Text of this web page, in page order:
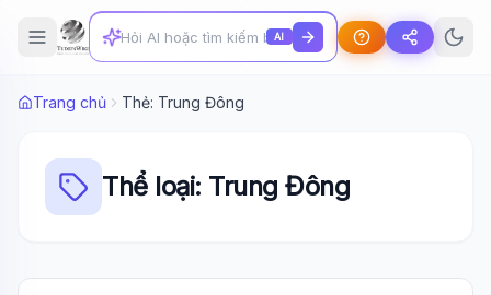
AI
Trang chủ Thẻ: Trung Đông
Thể loại: Trung Đông